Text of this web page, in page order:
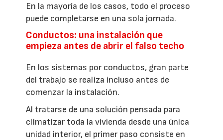
En la mayoría de los casos, todo el proceso
puede completarse en una sola jornada.
Conductos: una instalación que
empieza antes de abrir el falso techo
En los sistemas por conductos, gran parte
del trabajo se realiza incluso antes de
comenzar la instalación.
Al tratarse de una solución pensada para
climatizar toda la vivienda desde una única
unidad interior, el primer paso consiste en